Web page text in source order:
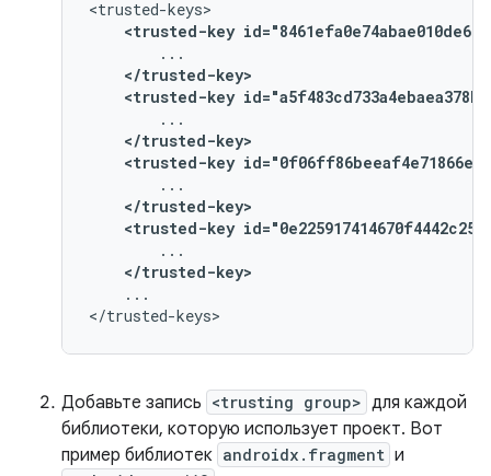
<trusted-key
</trusted-key>
<trusted-key
</trusted-key>
<trusted-key
</trusted-key>
<trusted-key
</trusted-key>
...
Добавьте запись <trusting group> для каждой
библиотеки, которую использует проект. Вот
пример библиотек androidx.fragment и